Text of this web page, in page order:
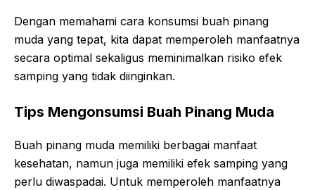
Dengan memahami cara konsumsi buah pinang
muda yang tepat, kita dapat memperoleh manfaatnya
secara optimal sekaligus meminimalkan risiko efek
samping yang tidak diinginkan.
Tips Mengonsumsi Buah Pinang Muda
Buah pinang muda memiliki berbagai manfaat
kesehatan, namun juga memiliki efek samping yang
perlu diwaspadai. Untuk memperoleh manfaatnya